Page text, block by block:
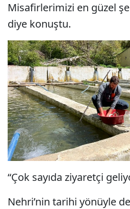
Misafirlerimizi en güzel
diye konuştu.
“Çok sayıda ziyaretçi
Nehri’nin tarihi yönüyle